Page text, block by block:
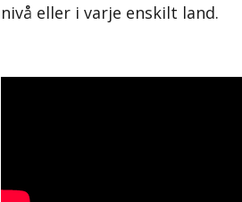
nivå eller i varje enskilt land.